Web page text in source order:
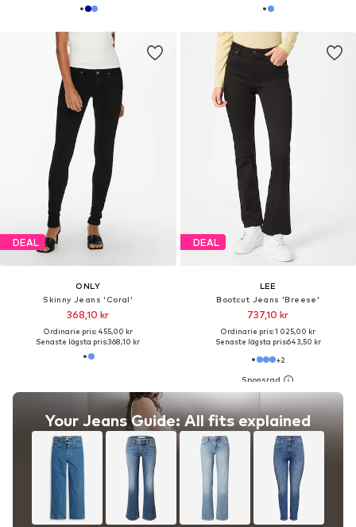
DEAL
ONLY
Skinny Jeans 'Coral'
368,10 kr
Ordinarie pris: 455,00 kr
Senaste lägsta pris:368,10 kr
DEAL
LEE
Bootcut Jeans 'Breese'
737,10 kr
Ordinarie pris: 1 025,00 kr
Senaste lägsta pris:643,50 kr
+2
Your Jeans Guide: All fits explained